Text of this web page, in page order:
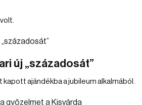
új „századosát”
ajándékba a jubileum alkalmából.